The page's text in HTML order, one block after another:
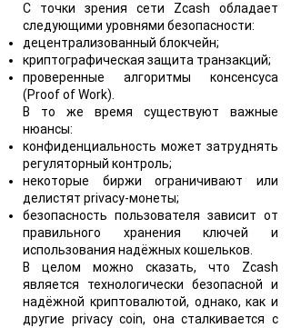
С точки зрения сети Zcash обладает
следующими уровнями безопасности:
децентрализованный блокчейн;
криптографическая защита транзакций;
проверенные алгоритмы консенсуса
(Proof of Work).
В то же время существуют важные
нюансы:
конфиденциальность может затруднять
регуляторный контроль;
некоторые биржи ограничивают или
делистят privacy-монеты;
безопасность пользователя зависит от
правильного хранения ключей и
использования надёжных кошельков.
В целом можно сказать, что Zcash
является технологически безопасной и
надёжной криптовалютой, однако, как и
другие privacy coin, она сталкивается с